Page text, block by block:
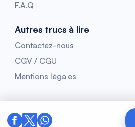
F.A.Q
Autres trucs à lire
Contactez-nous
CGV / CGU
Mentions légales